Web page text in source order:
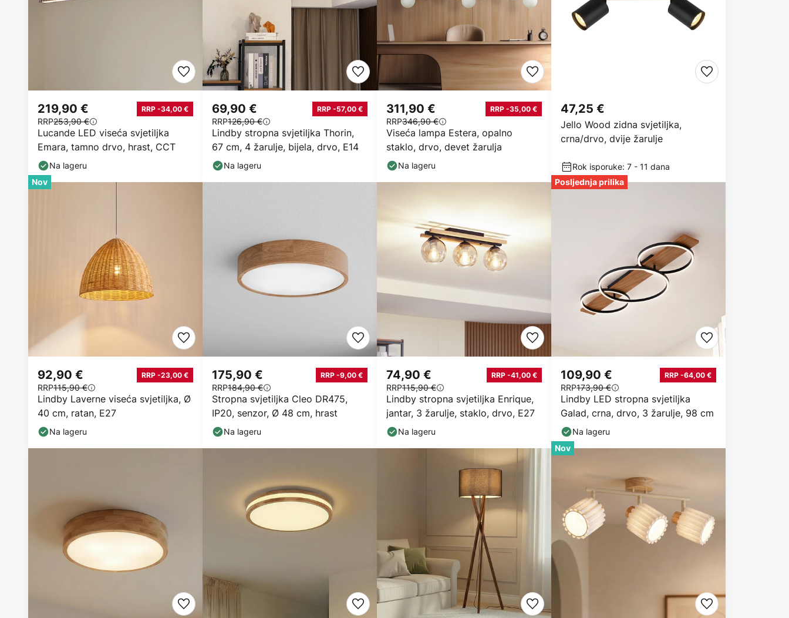
Lucande LED viseća svjetiljka
Emara, tamno drvo, hrast, CCT
219,90 € RRP -34,00 €
RRP253,90 €
Na lageru
Lindby stropna svjetiljka Thorin,
67 cm, 4 žarulje, bijela, drvo, E14
69,90 € RRP -57,00 €
RRP126,90 €
Na lageru
Viseća lampa Estera, opalno
staklo, drvo, devet žarulja
311,90 € RRP -35,00 €
RRP346,90 €
Na lageru
Jello Wood zidna svjetiljka,
crna/drvo, dvije žarulje
47,25 €
Rok isporuke: 7 - 11 dana
Nov
Lindby Laverne viseća svjetiljka, Ø
40 cm, ratan, E27
92,90 € RRP -23,00 €
RRP115,90 €
Na lageru
Stropna svjetiljka Cleo DR475,
IP20, senzor, Ø 48 cm, hrast
175,90 € RRP -9,00 €
RRP184,90 €
Na lageru
Lindby stropna svjetiljka Enrique,
jantar, 3 žarulje, staklo, drvo, E27
74,90 € RRP -41,00 €
RRP115,90 €
Na lageru
Posljednja prilika
Lindby LED stropna svjetiljka
Galad, crna, drvo, 3 žarulje, 98 cm
109,90 € RRP -64,00 €
RRP173,90 €
Na lageru
Nov